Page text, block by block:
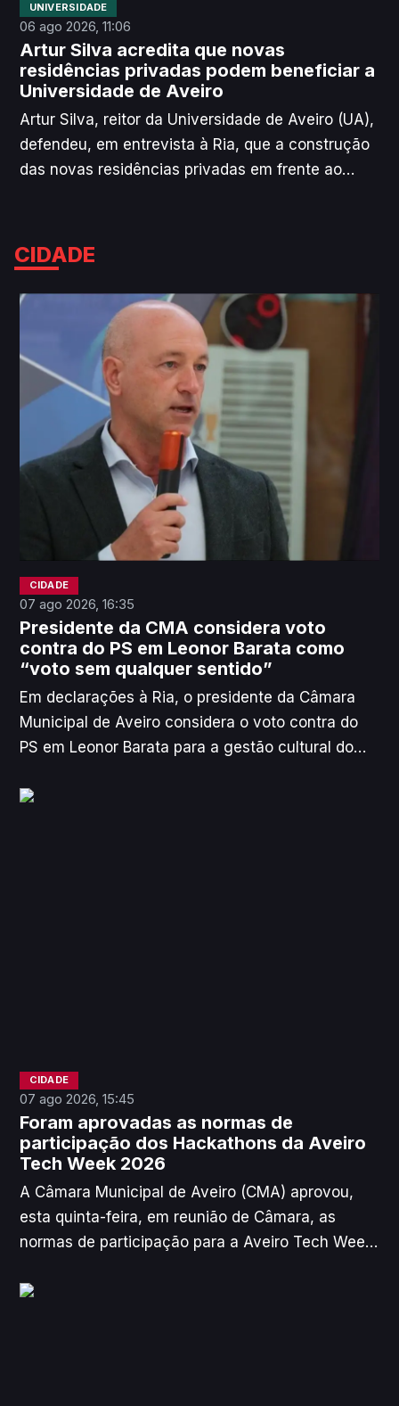
UNIVERSIDADE
06 ago 2026, 11:06
Artur Silva acredita que novas
residências privadas podem beneficiar a
Universidade de Aveiro
Artur Silva, reitor da Universidade de Aveiro (UA),
defendeu, em entrevista à Ria, que a construção
das novas residências privadas em frente ao
não será tão acessível como o das residências
dos Serviços de Ação Social (SAS) da
Universidade, o responsável lembra que o edifício
"vai contribuir para haver mais oferta na cidade”
e que pode servir também investigadores
visitantes.
CIDADE
CIDADE
07 ago 2026, 16:35
Presidente da CMA considera voto
contra do PS em Leonor Barata como
“voto sem qualquer sentido”
Em declarações à Ria, o presidente da Câmara
Municipal de Aveiro considera o voto contra do
PS em Leonor Barata para a gestão cultural do
politicamente". No entanto, não descarta
CIDADE
07 ago 2026, 15:45
Foram aprovadas as normas de
participação dos Hackathons da Aveiro
Tech Week 2026
A Câmara Municipal de Aveiro (CMA) aprovou,
esta quinta-feira, em reunião de Câmara, as
normas de participação para a Aveiro Tech Week